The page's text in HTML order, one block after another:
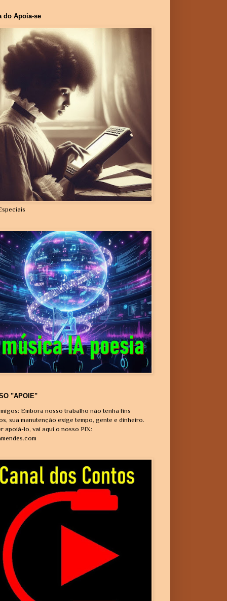
do Apoia-se
"APOIE"
Embora nosso trabalho não tenha fins
sua manutenção exige tempo, gente e dinheiro.
apoiá-lo, vai aqui o nosso PIX: